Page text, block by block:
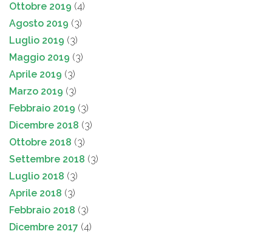
Ottobre 2019 (4)
Agosto 2019 (3)
Luglio 2019 (3)
Maggio 2019 (3)
Aprile 2019 (3)
Marzo 2019 (3)
Febbraio 2019 (3)
Dicembre 2018 (3)
Ottobre 2018 (3)
Settembre 2018 (3)
Luglio 2018 (3)
Aprile 2018 (3)
Febbraio 2018 (3)
Dicembre 2017 (4)